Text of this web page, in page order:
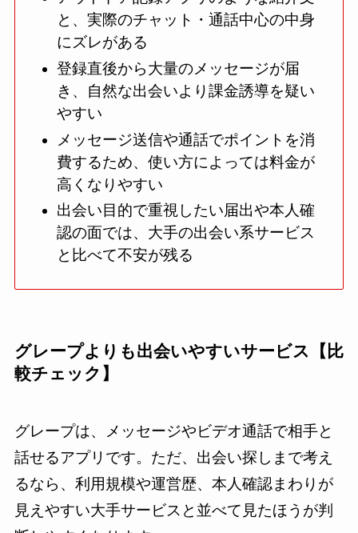
と、実際のチャット・通話中心の中身
にズレがある
登録直後から大量のメッセージが届
き、自然な出会いより課金誘導を疑い
やすい
メッセージ送信や通話でポイントを消
費するため、使い方によっては料金が
高くなりやすい
出会い目的で重視したい届出や本人確
認の面では、大手の出会い系サービス
と比べて不安が残る
グレープよりも出会いやすいサービス【比
較チェック】
グレープは、メッセージやビデオ通話で相手と
話せるアプリです。ただ、出会い探しまで考え
るなら、利用規模や運営歴、本人確認まわりが
見えやすい大手サービスと並べて見たほうが判